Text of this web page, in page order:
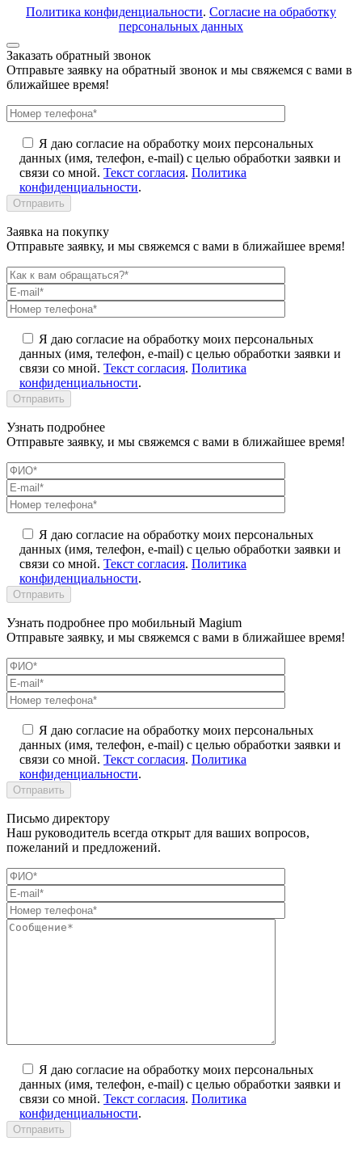
Политика конфиденциальности. Согласие на обработку
персональных данных
Заказать обратный звонок
Отправьте заявку на обратный звонок и мы свяжемся с вами в
ближайшее время!
Я даю согласие на обработку моих персональных
данных (имя, телефон, e-mail) с целью обработки заявки и
связи со мной. Текст согласия. Политика
конфиденциальности.
Заявка на покупку
Отправьте заявку, и мы свяжемся с вами в ближайшее время!
Я даю согласие на обработку моих персональных
данных (имя, телефон, e-mail) с целью обработки заявки и
связи со мной. Текст согласия. Политика
конфиденциальности.
Узнать подробнее
Отправьте заявку, и мы свяжемся с вами в ближайшее время!
Я даю согласие на обработку моих персональных
данных (имя, телефон, e-mail) с целью обработки заявки и
связи со мной. Текст согласия. Политика
конфиденциальности.
Узнать подробнее про мобильный Magium
Отправьте заявку, и мы свяжемся с вами в ближайшее время!
Я даю согласие на обработку моих персональных
данных (имя, телефон, e-mail) с целью обработки заявки и
связи со мной. Текст согласия. Политика
конфиденциальности.
Письмо директору
Наш руководитель всегда открыт для ваших вопросов,
пожеланий и предложений.
Я даю согласие на обработку моих персональных
данных (имя, телефон, e-mail) с целью обработки заявки и
связи со мной. Текст согласия. Политика
конфиденциальности.